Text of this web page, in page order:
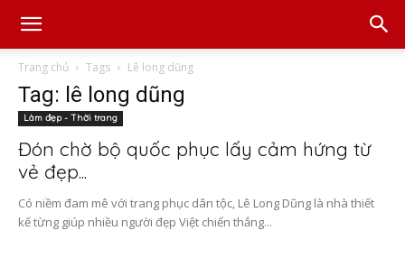
Trang chủ Tags Lê long dũng
Tag: lê long dũng
Làm đẹp - Thời trang
Đón chờ bộ quốc phục lấy cảm hứng từ
vẻ đẹp...
Có niềm đam mê với trang phục dân tộc, Lê Long Dũng là nhà thiết
kế từng giúp nhiều người đẹp Việt chiến thắng...